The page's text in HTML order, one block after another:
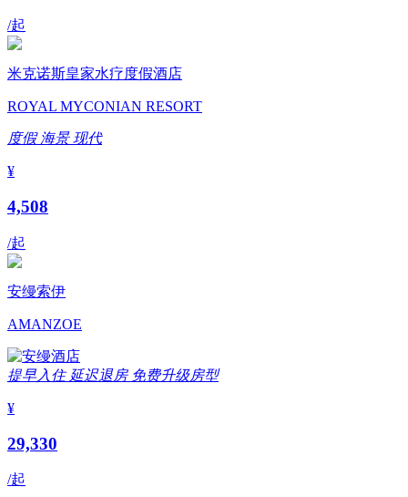
/起
米克诺斯皇家水疗度假酒店
ROYAL MYCONIAN RESORT
度假 海景 现代
¥
4,508
/起
安缦索伊
AMANZOE
提早入住 延迟退房 免费升级房型
¥
29,330
/起